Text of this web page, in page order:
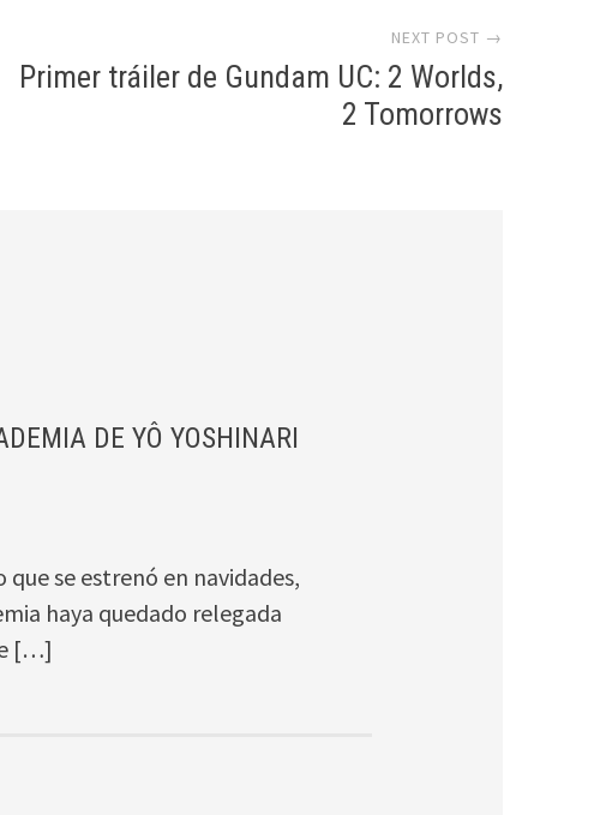
NEXT POST →
Primer tráiler de Gundam UC: 2 Worlds,
2 Tomorrows
DE YÔ YOSHINARI
se estrenó en navidades,
haya quedado relegada
[…]